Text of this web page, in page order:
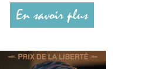
En savoir plus